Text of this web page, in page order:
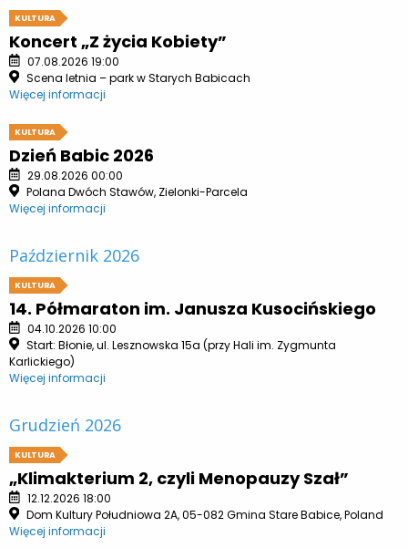
KULTURA
Koncert „Z życia Kobiety”
07.08.2026 19:00
Scena letnia – park w Starych Babicach
Więcej informacji
KULTURA
Dzień Babic 2026
29.08.2026 00:00
Polana Dwóch Stawów, Zielonki-Parcela
Więcej informacji
Październik 2026
KULTURA
14. Półmaraton im. Janusza Kusocińskiego
04.10.2026 10:00
Start: Błonie, ul. Lesznowska 15a (przy Hali im. Zygmunta
Karlickiego)
Więcej informacji
Grudzień 2026
KULTURA
„Klimakterium 2, czyli Menopauzy Szał”
12.12.2026 18:00
Dom Kultury Południowa 2A, 05-082 Gmina Stare Babice, Poland
Więcej informacji